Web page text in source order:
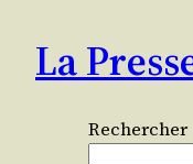
contenu
La
Rechercher